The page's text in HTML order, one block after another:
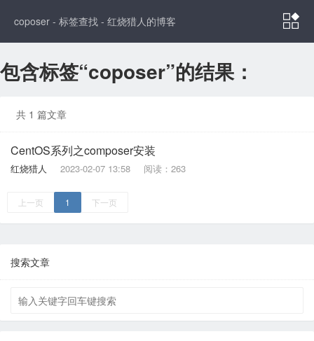
coposer - 标签查找 - 红烧猎人的博客 
包含标签“coposer”的结果：
共 1 篇文章
CentOS系列之composer安装
红烧猎人 2023-02-07 13:58 阅读：263
上一页 1 下一页
搜索文章